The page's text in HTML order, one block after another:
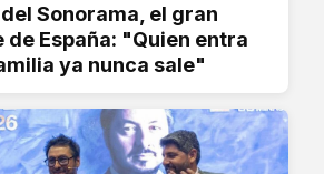
Sonorama, el gran
España: "Quien entra
ya nunca sale"